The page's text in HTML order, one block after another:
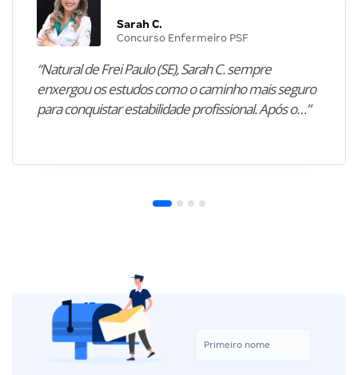
Sarah C.
Concurso Enfermeiro PSF
“Natural de Frei Paulo (SE), Sarah C. sempre
enxergou os estudos como o caminho mais seguro
para conquistar estabilidade profissional. Após o…”